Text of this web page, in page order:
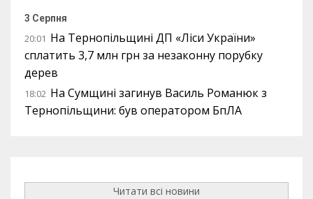
3 Серпня
20:01 На Тернопільщині ДП «Ліси України»
сплатить 3,7 млн грн за незаконну порубку
дерев
18:02 На Сумщині загинув Василь Романюк з
Тернопільщини: був оператором БпЛА
Читати всі новини